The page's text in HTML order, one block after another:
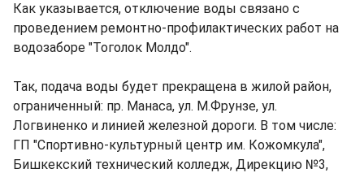
Как указывается, отключение воды связано с
проведением ремонтно-профилактических работ на
водозаборе "Тоголок Молдо".
Так, подача воды будет прекращена в жилой район,
ограниченный: пр. Манаса, ул. М.Фрунзе, ул.
Логвиненко и линией железной дороги. В том числе:
ГП "Спортивно-культурный центр им. Кожомкула",
Бишкекский технический колледж, Дирекцию №3,